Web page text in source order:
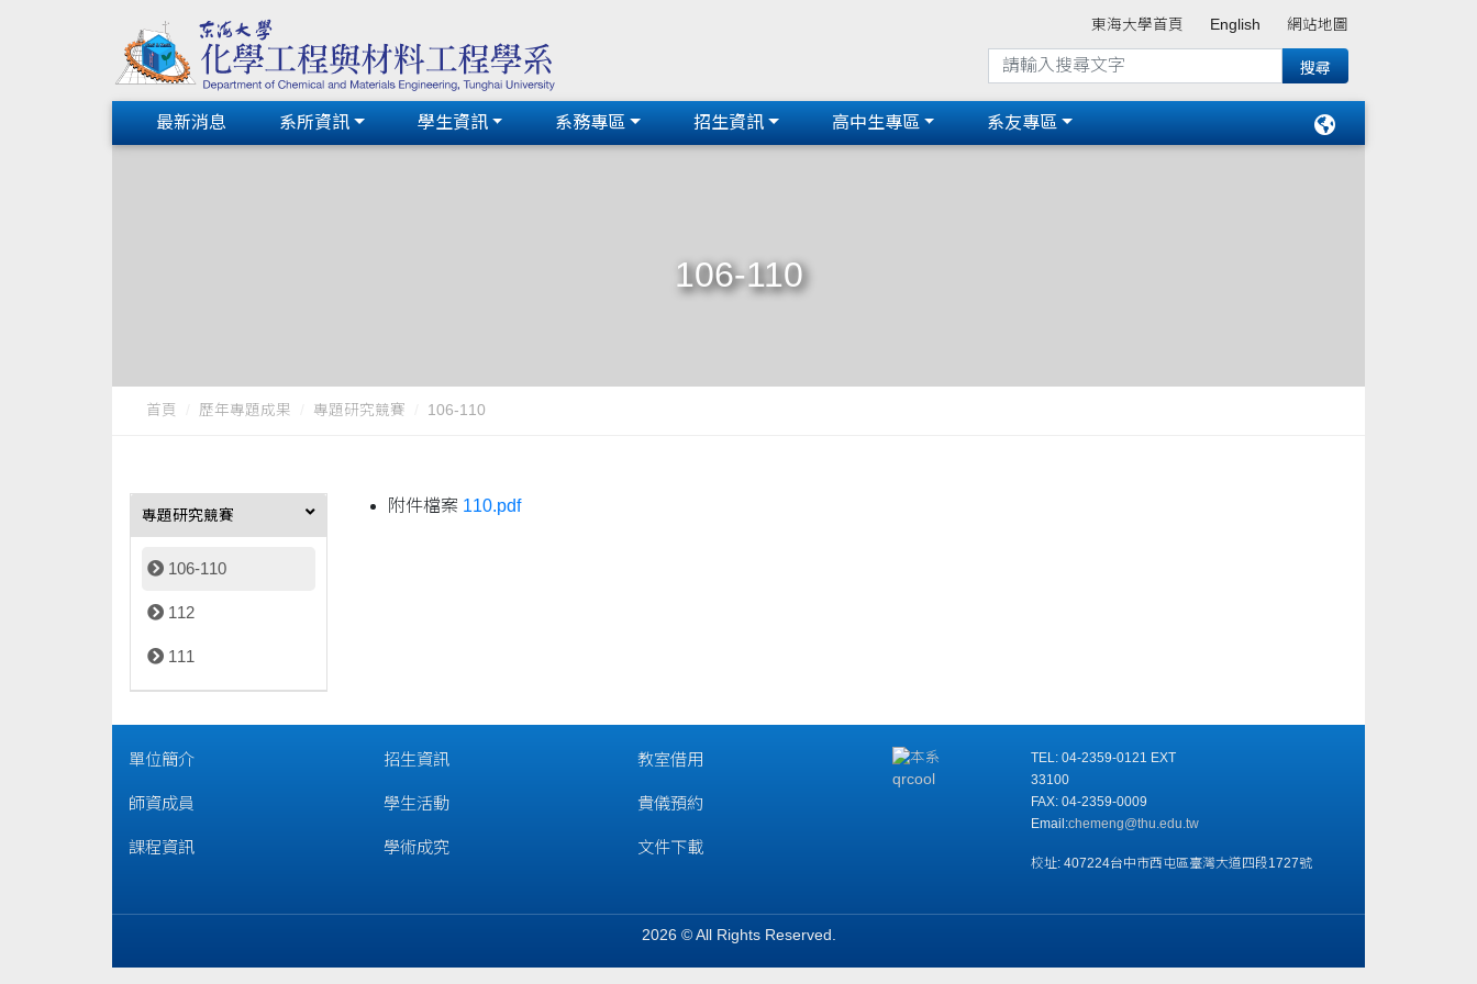
東海大學首頁 English 網站地圖
最新消息 系所資訊 學生資訊 系務專區 招生資訊 高中生專區 系友專區
106-110
首頁 歷年專題成果 專題研究競賽 106-110
專題研究競賽
106-110
112
111
附件檔案 110.pdf
單位簡介
師資成員
課程資訊
招生資訊
學生活動
學術成究
教室借用
貴儀預約
文件下載
TEL: 04-2359-0121 EXT
33100
FAX: 04-2359-0009
Email:chemeng@thu.edu.tw
校址: 407224台中市西屯區臺灣大道四段1727號
2026 © All Rights Reserved.